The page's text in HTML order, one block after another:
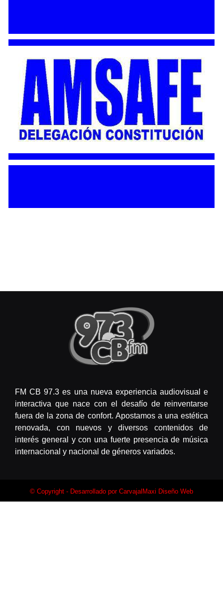
FM CB 97.3 es una nueva experiencia audiovisual e
interactiva que nace con el desafío de reinventarse
fuera de la zona de confort. Apostamos a una estética
renovada, con nuevos y diversos contenidos de
interés general y con una fuerte presencia de música
internacional y nacional de géneros variados.
© Copyright - Desarrollado por CarvajalMaxi Diseño Web